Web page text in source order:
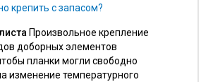
крепить с запасом?
Произвольное крепление
доборных элементов
планки могли свободно
изменение температурного